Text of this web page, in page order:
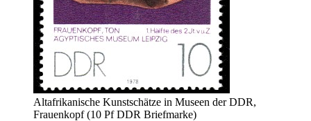
Altafrikanische Kunstschätze in Museen der DDR,
Frauenkopf (10 Pf DDR Briefmarke)